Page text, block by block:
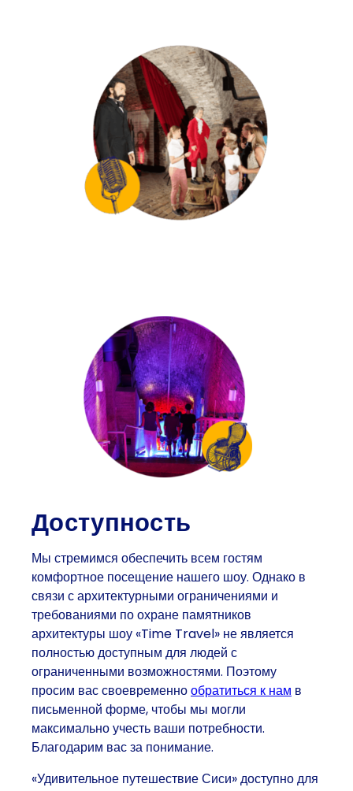
Доступность
Мы стремимся обеспечить всем гостям
комфортное посещение нашего шоу. Однако в
связи с архитектурными ограничениями и
требованиями по охране памятников
архитектуры шоу «Time Travel» не является
полностью доступным для людей с
ограниченными возможностями. Поэтому
просим вас своевременнообратиться к нам в
письменной форме, чтобы мы могли
максимально учесть ваши потребности.
Благодарим вас за понимание.
«Удивительное путешествие Сиси» доступно для